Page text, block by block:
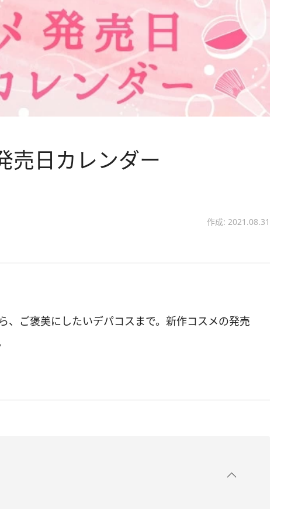
売日カレンダー
作成: 2021.08.31
、ご褒美にしたいデパコスまで。新作コスメの発売